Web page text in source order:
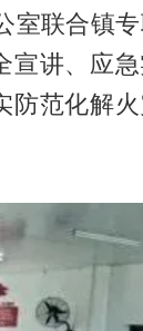
室联合镇
宣讲、应
防范化解